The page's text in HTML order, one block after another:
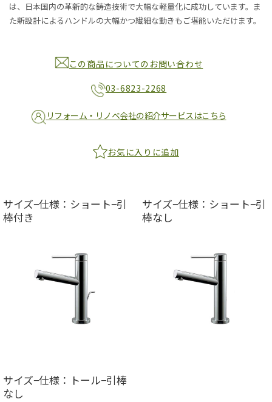
は、日本国内の革新的な鋳造技術で大幅な軽量化に成功しています。ま
た新設計によるハンドルの大幅かつ繊細な動きもご堪能いただけます。
この商品についてのお問い合わせ
03-6823-2268
リフォーム・リノベ会社の紹介サービスはこちら
お気に入りに追加
サイズ−仕様：ショート−引
棒付き
サイズ−仕様：ショート−引
棒なし
サイズ−仕様：トール−引棒
なし